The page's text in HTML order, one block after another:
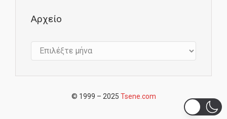
Αρχείο
© 1999 – 2025 Tsene.com